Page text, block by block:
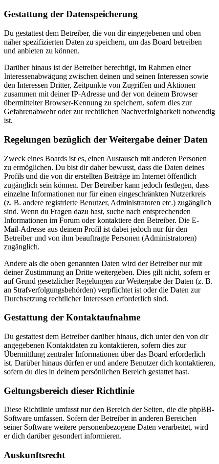
Gestattung der Datenspeicherung
Du gestattest dem Betreiber, die von dir eingegebenen und oben
näher spezifizierten Daten zu speichern, um das Board betreiben
und anbieten zu können.
Darüber hinaus ist der Betreiber berechtigt, im Rahmen einer
Interessenabwägung zwischen deinen und seinen Interessen sowie
den Interessen Dritter, Zeitpunkte von Zugriffen und Aktionen
zusammen mit deiner IP-Adresse und der von deinem Browser
übermittelter Browser-Kennung zu speichern, sofern dies zur
Gefahrenabwehr oder zur rechtlichen Nachverfolgbarkeit notwendig
ist.
Regelungen bezüglich der Weitergabe deiner Daten
Zweck eines Boards ist es, einen Austausch mit anderen Personen
zu ermöglichen. Du bist dir daher bewusst, dass die Daten deines
Profils und die von dir erstellten Beiträge im Internet öffentlich
zugänglich sein können. Der Betreiber kann jedoch festlegen, dass
einzelne Informationen nur für einen eingeschränkten Nutzerkreis
(z. B. andere registrierte Benutzer, Administratoren etc.) zugänglich
sind. Wenn du Fragen dazu hast, suche nach entsprechenden
Informationen im Forum oder kontaktiere den Betreiber. Die E-
Mail-Adresse aus deinem Profil ist dabei jedoch nur für den
Betreiber und von ihm beauftragte Personen (Administratoren)
zugänglich.
Andere als die oben genannten Daten wird der Betreiber nur mit
deiner Zustimmung an Dritte weitergeben. Dies gilt nicht, sofern er
auf Grund gesetzlicher Regelungen zur Weitergabe der Daten (z. B.
an Strafverfolgungsbehörden) verpflichtet ist oder die Daten zur
Durchsetzung rechtlicher Interessen erforderlich sind.
Gestattung der Kontaktaufnahme
Du gestattest dem Betreiber darüber hinaus, dich unter den von dir
angegebenen Kontaktdaten zu kontaktieren, sofern dies zur
Übermittlung zentraler Informationen über das Board erforderlich
ist. Darüber hinaus dürfen er und andere Benutzer dich kontaktieren,
sofern du dies in deinem persönlichen Bereich gestattet hast.
Geltungsbereich dieser Richtlinie
Diese Richtlinie umfasst nur den Bereich der Seiten, die die phpBB-
Software umfassen. Sofern der Betreiber in anderen Bereichen
seiner Software weitere personenbezogene Daten verarbeitet, wird
er dich darüber gesondert informieren.
Auskunftsrecht